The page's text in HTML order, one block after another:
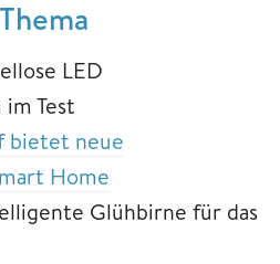
LED
Test
bietet neue
Home
Glühbirne für das